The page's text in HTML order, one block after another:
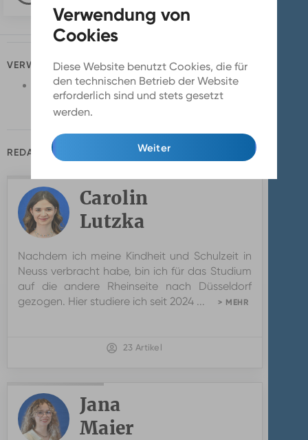
Diese Website benutzt Cookies, die für
den technischen Betrieb der Website
erforderlich sind und stets gesetzt
werden.
Weiter
VERWANDTE NACHRICHTEN
Türen auf für Studieninteressierte
19.06.2026
REDAKTION
Carolin
Lutzka
Nachdem ich meine Kindheit und Schulzeit in
Neuss verbracht habe, bin ich für das Studium
auf die andere Rheinseite nach Düsseldorf
gezogen. Hier studiere ich seit 2024 ...
> MEHR
23 Artikel
Jana
Maier